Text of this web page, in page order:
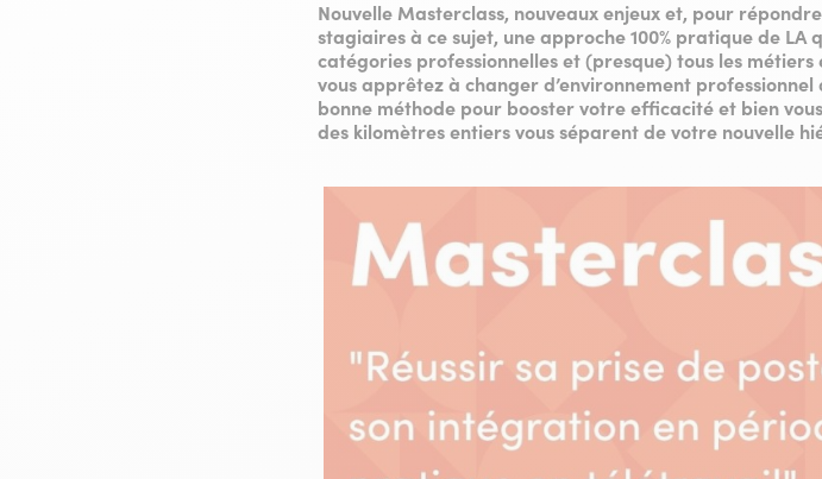
Nouvelle Masterclass, nouveaux enjeux et, pour
stagiaires à ce sujet, une approche 100% pratique de LA
catégories professionnelles et (presque) tous les
vous apprêtez à changer d’environnement
bonne méthode pour booster votre efficacité et bien
des kilomètres entiers vous séparent de votre nouvelle